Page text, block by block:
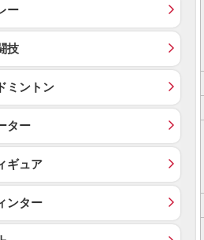
ー
技
ミントン
ター
ギュア
ンター